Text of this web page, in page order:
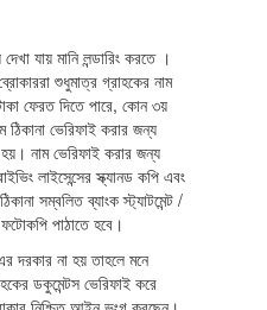
যায় মানি লন্ডারিং করতে ।
শুধুমাত্র গ্রাহকের নাম
ফেরত দিতে পারে, কোন ৩য়
ভেরিফাই করার জন্য
নাম ভেরিফাই করার জন্য
লাইসেন্সের স্ক্যানড কপি এবং
সম্বলিত ব্যাংক স্ট্যাটমেন্ট /
পাঠাতে হবে।
দরকার না হয় তাহলে মনে
ডকুমেন্টস ভেরিফাই করে